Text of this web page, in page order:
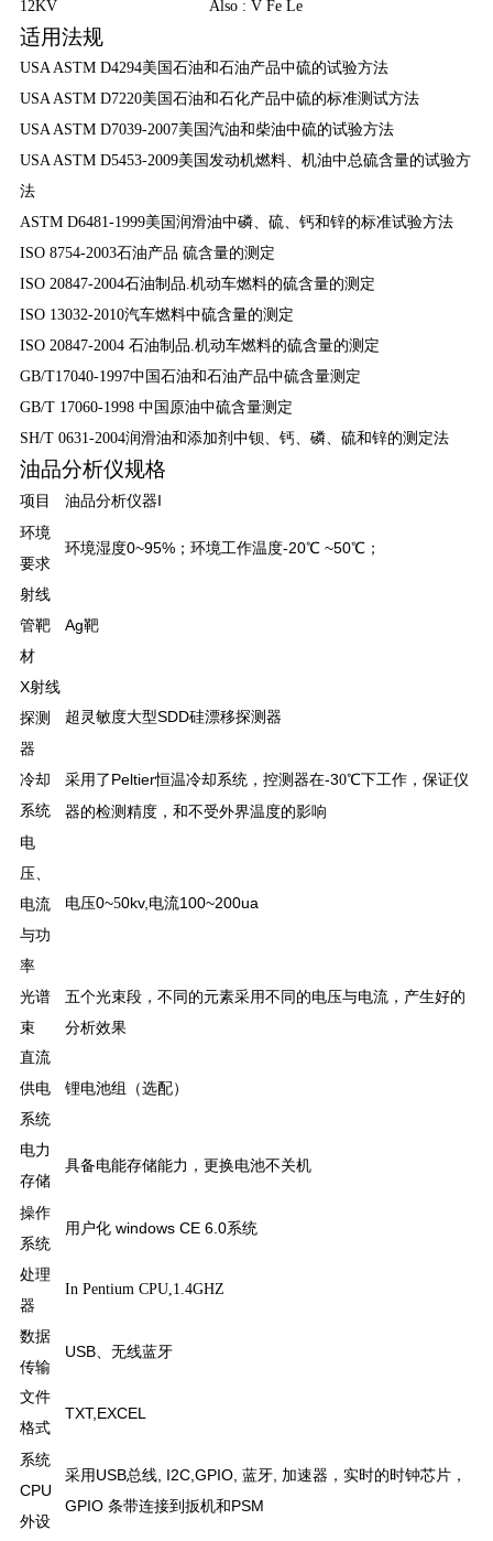
12KV Also : V Fe Le
适用法规
USA ASTM D4294美国石油和石油产品中硫的试验方法
USA ASTM D7220美国石油和石化产品中硫的标准测试方法
USA ASTM D7039-2007美国汽油和柴油中硫的试验方法
USA ASTM D5453-2009美国发动机燃料、机油中总硫含量的试验方
法
ASTM D6481-1999美国润滑油中磷、硫、钙和锌的标准试验方法
ISO 8754-2003石油产品 硫含量的测定
ISO 20847-2004石油制品.机动车燃料的硫含量的测定
ISO 13032-2010汽车燃料中硫含量的测定
ISO 20847-2004 石油制品.机动车燃料的硫含量的测定
GB/T17040-1997中国石油和石油产品中硫含量测定
GB/T 17060-1998 中国原油中硫含量测定
SH/T 0631-2004润滑油和添加剂中钡、钙、磷、硫和锌的测定法
油品分析仪规格
项目 油品分析仪器I
环境
要求
环境湿度0~95%；环境工作温度-20℃ ~50℃；
射线
管靶
材
Ag靶
X射线
探测
器
超 灵敏度大型SDD硅漂移探测器
冷却
系统
采用了Peltier恒温冷却系统，控测器在-30℃下工作，保证仪
器的检测精度，和不受外界温度的影响
电
压、
电流
与功
率
电压0~50kv,电流100~200ua
光谱
束
五个光束段，不同的元素采用不同的电压与电流，产生好的
分析效果
直流
供电
系统
锂电池组（选配）
电力
存储
具备电能存储能力，更换电池不关机
操作
系统
用户化 windows CE 6.0系统
处理
器
In Pentium CPU,1.4GHZ
数据
传输
USB、无线蓝牙
文件
格式
TXT,EXCEL
系统
CPU
外设
采用USB总线, I2C,GPIO, 蓝牙, 加速器，实时的时钟芯片，
GPIO 条带连接到扳机和PSM